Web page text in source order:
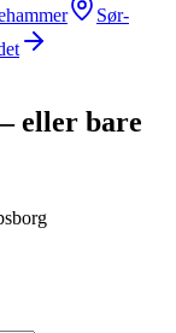
Sør-
eller bare